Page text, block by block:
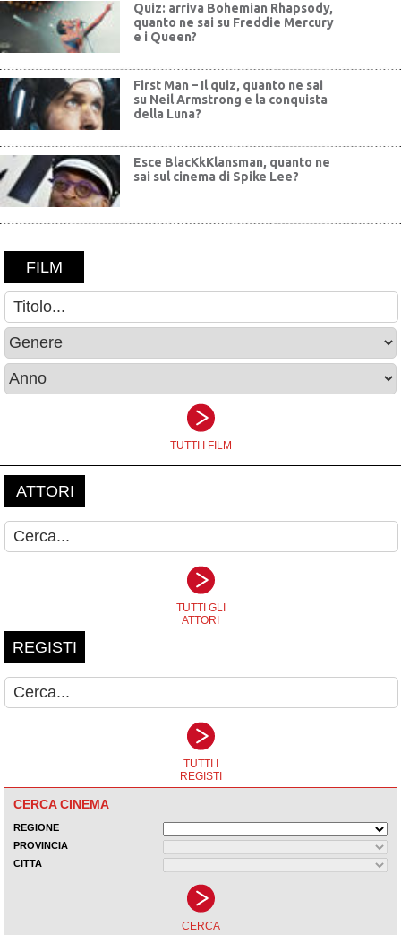
Quiz: arriva Bohemian Rhapsody,
quanto ne sai su Freddie Mercury
e i Queen?
First Man – Il quiz, quanto ne sai
su Neil Armstrong e la conquista
della Luna?
Esce BlacKkKlansman, quanto ne
sai sul cinema di Spike Lee?